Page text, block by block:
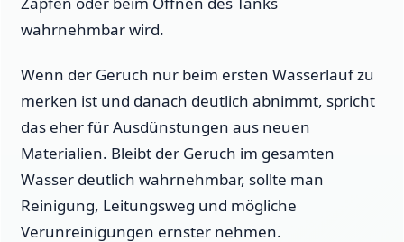
wahrnehmbar wird.
Wenn der Geruch nur beim ersten Wasserlauf zu
merken ist und danach deutlich abnimmt, spricht
das eher für Ausdünstungen aus neuen
Materialien. Bleibt der Geruch im gesamten
Wasser deutlich wahrnehmbar, sollte man
Reinigung, Leitungsweg und mögliche
Verunreinigungen ernster nehmen.